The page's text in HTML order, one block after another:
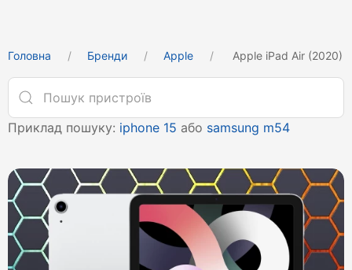
Головна Бренди Apple Apple iPad Air (2020)
Приклад пошуку: iphone 15 або samsung m54